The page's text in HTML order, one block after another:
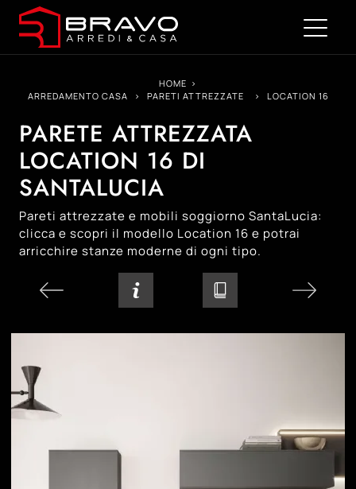
HOME >
ARREDAMENTO CASA
> PARETI ATTREZZATE > LOCATION 16
PARETE ATTREZZATA
LOCATION 16 DI
SANTALUCIA
Pareti attrezzate e mobili soggiorno SantaLucia:
clicca e scopri il modello Location 16 e potrai
arricchire stanze moderne di ogni tipo.